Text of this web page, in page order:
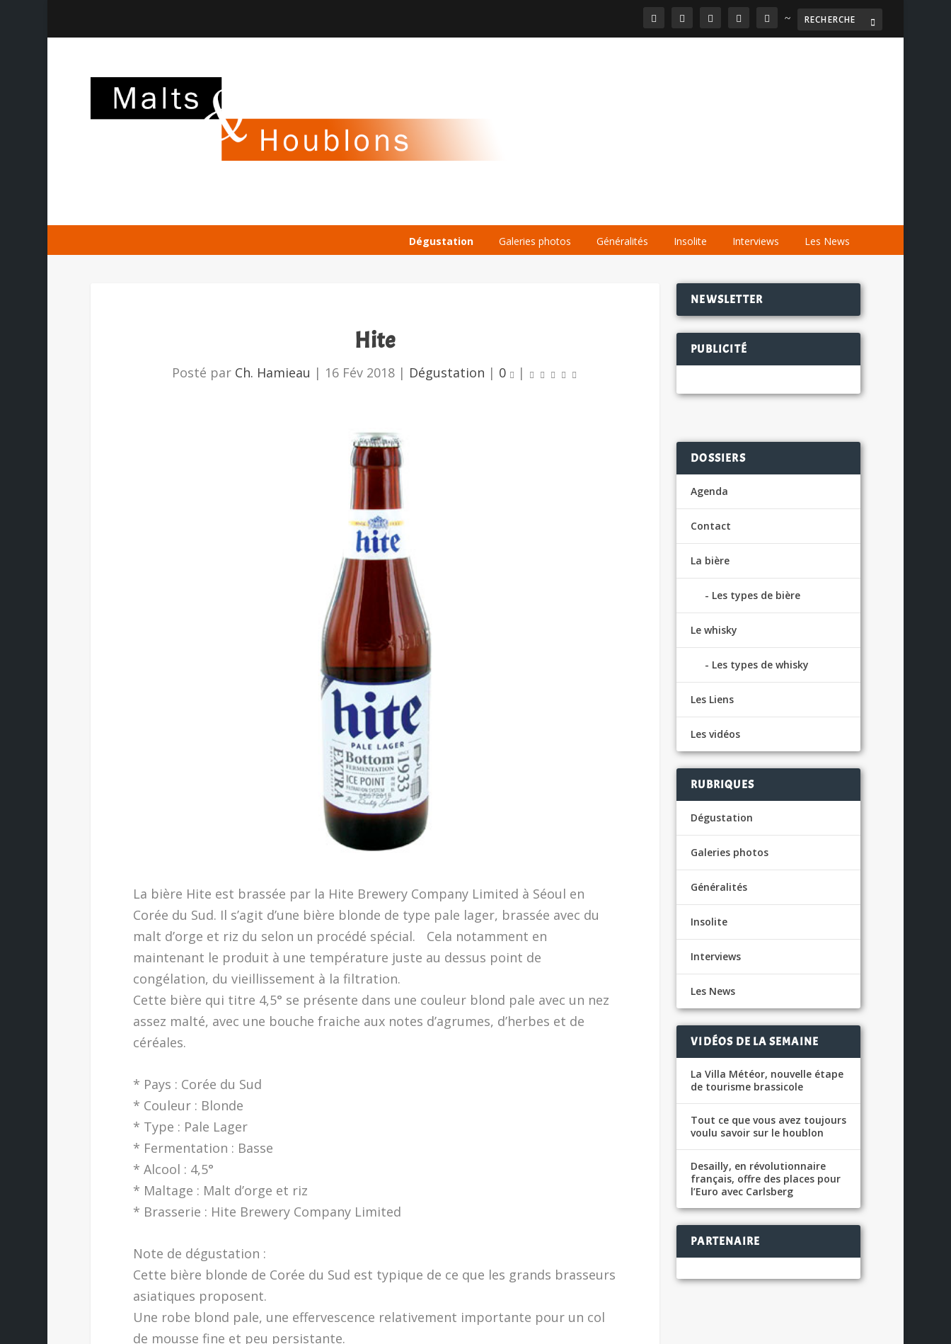
~
Dégustation Galeries photos Généralités Insolite Interviews Les News
Hite
Posté par Ch. Hamieau | 16 Fév 2018| Dégustation | 0 |
La bière Hite est brassée par la Hite Brewery Company Limited à Séoul en
Corée du Sud. Il s’agit d’une bière blonde de type pale lager, brassée avec du
malt d’orge et riz du selon un procédé spécial. Cela notamment en
maintenant le produit à une température juste au dessus point de
congélation, du vieillissement à la filtration.
Cette bière qui titre 4,5° se présente dans une couleur blond pale avec un nez
assez malté, avec une bouche fraiche aux notes d’agrumes, d’herbes et de
céréales.
* Pays : Corée du Sud
* Couleur : Blonde
* Type : Pale Lager
* Fermentation : Basse
* Alcool : 4,5°
* Maltage : Malt d’orge et riz
* Brasserie : Hite Brewery Company Limited
Note de dégustation :
Cette bière blonde de Corée du Sud est typique de ce que les grands brasseurs
asiatiques proposent.
Une robe blond pale, une effervescence relativement importante pour un col
de mousse fine et peu persistante.
NEWSLETTER
PUBLICITÉ
DOSSIERS
Agenda
Contact
La bière
Les types de bière
Le whisky
Les types de whisky
Les Liens
Les vidéos
RUBRIQUES
Dégustation
Galeries photos
Généralités
Insolite
Interviews
Les News
VIDÉOS DE LA SEMAINE
La Villa Météor, nouvelle étape
de tourisme brassicole
Tout ce que vous avez toujours
voulu savoir sur le houblon
Desailly, en révolutionnaire
français, offre des places pour
l’Euro avec Carlsberg
PARTENAIRE